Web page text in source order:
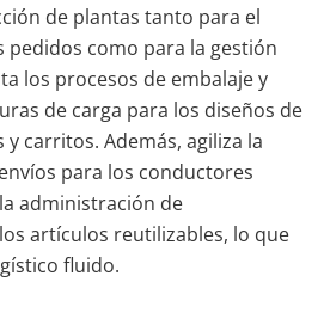
de plantas tanto para el
como para la gestión
los procesos de embalaje y
de carga para los diseños de
carritos. Además, agiliza la
para los conductores
administración de
artículos reutilizables, lo que
fluido.